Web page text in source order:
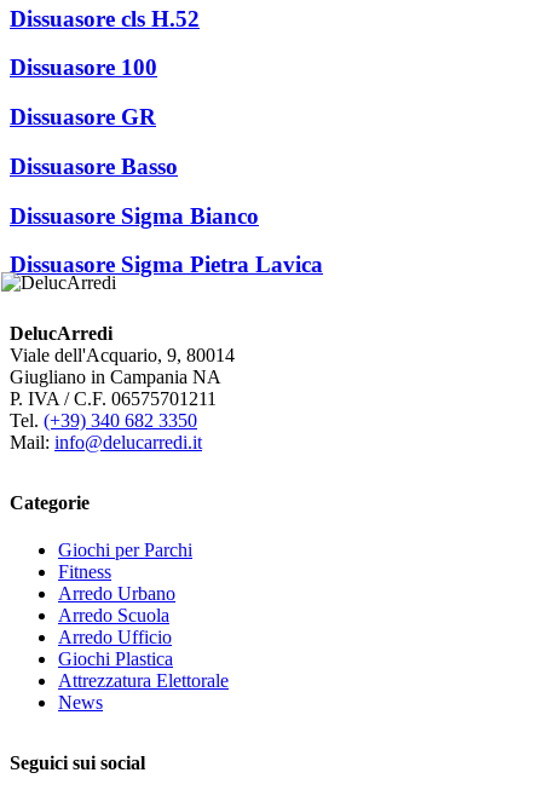
Dissuasore cls H.52
Dissuasore 100
Dissuasore GR
Dissuasore Basso
Dissuasore Sigma Bianco
Dissuasore Sigma Pietra Lavica
DelucArredi
Viale dell'Acquario, 9, 80014
Giugliano in Campania NA
P. IVA / C.F. 06575701211
Tel. (+39) 340 682 3350
Mail: info@delucarredi.it
Categorie
Giochi per Parchi
Fitness
Arredo Urbano
Arredo Scuola
Arredo Ufficio
Giochi Plastica
Attrezzatura Elettorale
News
Seguici sui social